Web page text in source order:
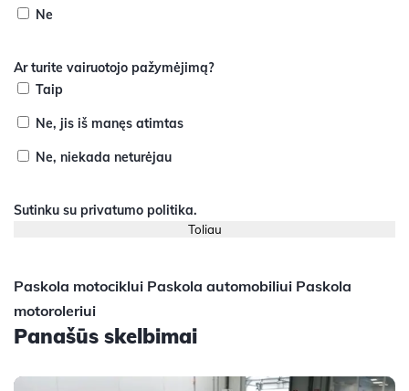
Ne
Ar turite vairuotojo pažymėjimą?
Taip
Ne, jis iš manęs atimtas
Ne, niekada neturėjau
Sutinku su privatumo politika.
Paskola motociklui Paskola automobiliui Paskola
motoroleriui
Panašūs skelbimai